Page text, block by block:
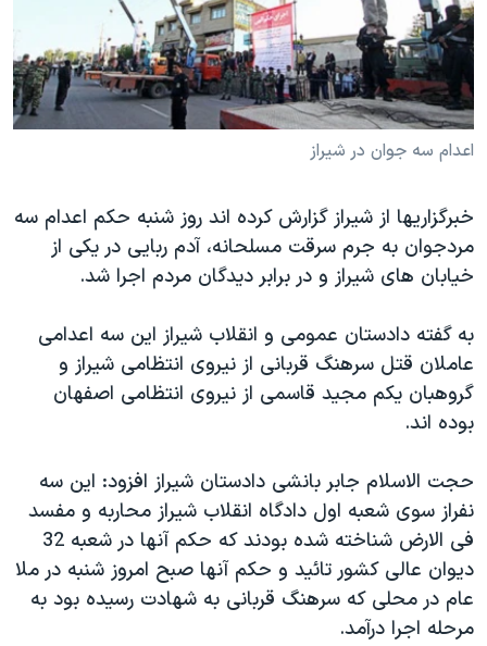
فرهنگ و زندگی
حقوق شهروندی
اقتصادی
گالری عکس
آرشیو پخش زنده
مستندها
انتخابات ریاست جمهوری آمریکا ۲۰۲۴
حمله جمهوری اسلامی به اسرائیل
اعتراضات زن، زندگی، آزادی
مجموعه مستندهای دادخواهی
دادگاه حمید نوری
چهل سال گروگان‌گیری
قانون شفافیت دارائی کادر رهبری ایران
اسرائیل در جنگ
نرگس محمدی برنده جایزه نوبل صلح
همایش محافظه‌کاران آمریکا «سی‌پک»
صفحه‌های ویژه
دنبال کنید
زبانهای مختلف
اعدام سه جوان در شیراز
خبرگزاریها از شیراز گزارش کرده اند روز شنبه حکم اعدام سه
مردجوان به جرم سرقت مسلحانه، آدم ربایی در یکی از
خیابان های شیراز و در برابر دیدگان مردم اجرا شد.
به گفته دادستان عمومی و انقلاب شیراز این سه اعدامی
عاملان قتل سرهنگ قربانی از نیروی انتظامی شیراز و
گروهبان یکم مجید قاسمی از نیروی انتظامی اصفهان
بوده اند.
حجت الاسلام جابر بانشی دادستان شیراز افزود: این سه
نفراز سوی شعبه اول دادگاه انقلاب شیراز محاربه و مفسد
فی الارض شناخته شده بودند که حکم آنها در شعبه 32
دیوان عالی کشور تائید و حکم آنها صبح امروز شنبه در ملا
عام در محلی که سرهنگ قربانی به شهادت رسیده بود به
مرحله اجرا درآمد.